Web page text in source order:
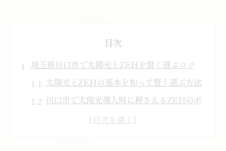
目次
埼玉県川口市で太陽光とZEHを賢く選ぶコツ
太陽光とZEHの基本を知って賢く選ぶ方法
川口市で太陽光導入時に押さえるZEHのポ